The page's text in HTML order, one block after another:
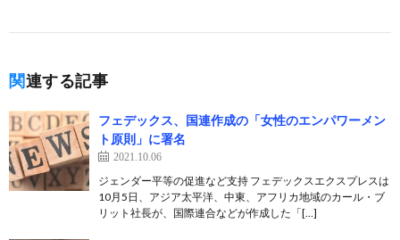
関連する記事
フェデックス、国連作成の「女性のエンパワーメン
ト原則」に署名
2021.10.06
ジェンダー平等の促進など支持 フェデックスエクスプレスは
10月5日、アジア太平洋、中東、アフリカ地域のカール・ブ
リット社長が、国際連合などが作成した「[…]